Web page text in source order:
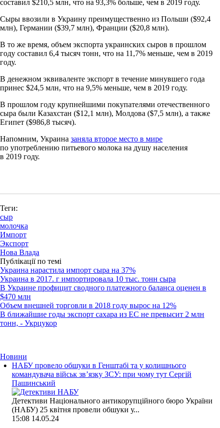
составил $210,5 млн, что на 93,3% больше, чем в 2019 году.
Сыры ввозили в Украину преимущественно из Польши ($92,4
млн), Германии ($39,7 млн), Франции ($20,8 млн).
В то же время, объем экспорта украинских сыров в прошлом
году составил 6,4 тысяч тонн, что на 11,7% меньше, чем в 2019
году.
В денежном эквиваленте экспорт в течение минувшего года
принес $24,5 млн, что на 9,5% меньше, чем в 2019 году.
В прошлом году крупнейшими покупателями отечественного
сыра были Казахстан ($12,1 млн), Молдова ($7,5 млн), а также
Египет ($986,8 тысяч).
Напомним, Украина заняла второе место в мире
по употреблению питьевого молока на душу населения
в 2019 году.
Теги:
сыр
молочка
Импорт
Экспорт
Нова Влада
Публікації по темі
Украина нарастила импорт сыра на 37%
Украина в 2017. г импортировала 10 тыс. тонн сыра
В Украине профицит сводного платежного баланса оценен в
$470 млн
Объем внешней торговли в 2018 году вырос на 12%
В ближайшие годы экспорт сахара из ЕС не превысит 2 млн
тонн, - Укрцукор
Новини
НАБУ провело обшуки в Генштабі та у колишнього
командувача військ зв’язку ЗСУ: при чому тут Сергій
Пашинський
Детективи Національного антикорупційного бюро України
(НАБУ) 25 квітня провели обшуки у...
15:08 14.05.24